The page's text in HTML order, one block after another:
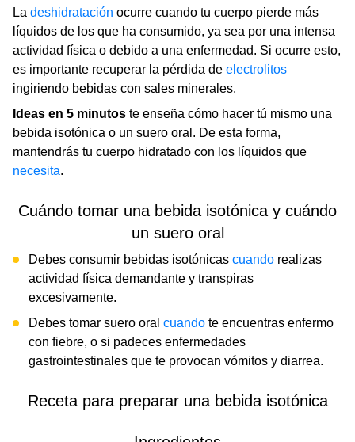
La deshidratación ocurre cuando tu cuerpo pierde más
líquidos de los que ha consumido, ya sea por una intensa
actividad física o debido a una enfermedad. Si ocurre esto,
es importante recuperar la pérdida de electrolitos
ingiriendo bebidas con sales minerales.
Ideas en 5 minutos te enseña cómo hacer tú mismo una
bebida isotónica o un suero oral. De esta forma,
mantendrás tu cuerpo hidratado con los líquidos que
necesita.
Cuándo tomar una bebida isotónica y cuándo
un suero oral
Debes consumir bebidas isotónicas cuando realizas
actividad física demandante y transpiras
excesivamente.
Debes tomar suero oral cuando te encuentras enfermo
con fiebre, o si padeces enfermedades
gastrointestinales que te provocan vómitos y diarrea.
Receta para preparar una bebida isotónica